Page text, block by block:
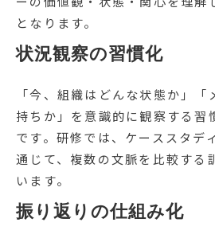
となります。
状況観察の習慣化
「今、組織はどんな状態か」
持ちか」を意識的に観察する習
です。研修では、ケーススタデ
通じて、複数の文脈を比較する
います。
振り返りの仕組み化